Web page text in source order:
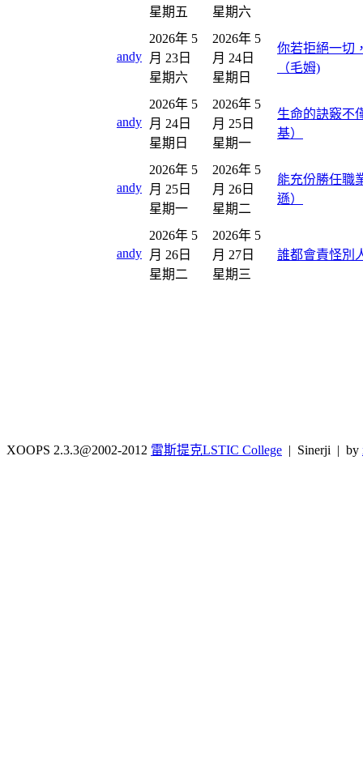
星期五
星期六
andy
2026年 5
月 23日
星期六
2026年 5
月 24日
星期日
你若拒絕一切
（毛姆)
andy
2026年 5
月 24日
星期日
2026年 5
月 25日
星期一
生命的訣竅不
基）
andy
2026年 5
月 25日
星期一
2026年 5
月 26日
星期二
能充份勝任職
遜）
andy
2026年 5
月 26日
星期二
2026年 5
月 27日
星期三
誰都會責怪別
XOOPS 2.3.3@2002-2012 雷斯提克LSTIC College | Sinerji | by